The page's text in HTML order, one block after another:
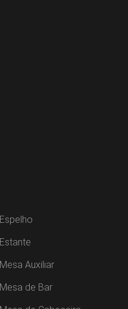
Espelho
Estante
Mesa Auxiliar
Mesa de Bar